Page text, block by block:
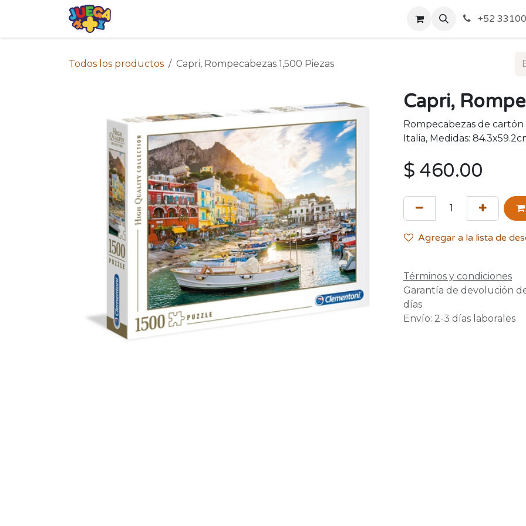
Acerca de Nosotros Politicas de Envío y
+52
Todos los productos Capri, Rompecabezas 1,500 Piezas
Capri,
Rompecabezas de
Italia, Medidas:
$ 460.00
Agregar a la lista de
Términos y condiciones
Garantía de devolución
días
Envío: 2-3 días laborales